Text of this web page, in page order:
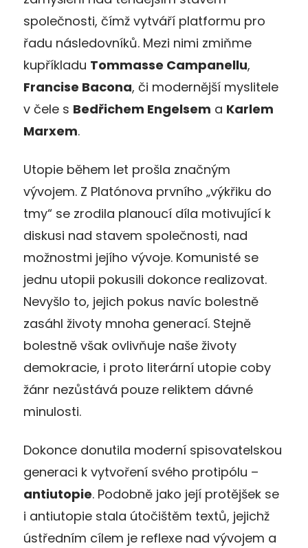
společnosti, čímž vytváří platformu pro
řadu následovníků. Mezi nimi zmiňme
kupříkladu Tommasse Campanellu,
Francise Bacona, či modernější myslitele
v čele s Bedřichem Engelsem a Karlem
Marxem.
Utopie během let prošla značným
vývojem. Z Platónova prvního „výkřiku do
tmy“ se zrodila planoucí díla motivující k
diskusi nad stavem společnosti, nad
možnostmi jejího vývoje. Komunisté se
jednu utopii pokusili dokonce realizovat.
Nevyšlo to, jejich pokus navíc bolestně
zasáhl životy mnoha generací. Stejně
bolestně však ovlivňuje naše životy
demokracie, i proto literární utopie coby
žánr nezůstává pouze reliktem dávné
minulosti.
Dokonce donutila moderní spisovatelskou
generaci k vytvoření svého protipólu –
antiutopie. Podobně jako její protějšek se
i antiutopie stala útočištěm textů, jejichž
ústředním cílem je reflexe nad vývojem a